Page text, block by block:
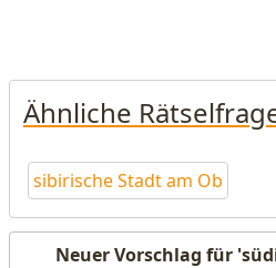
Ähnliche
sibirische Stadt am Ob
Neuer Vorschlag für